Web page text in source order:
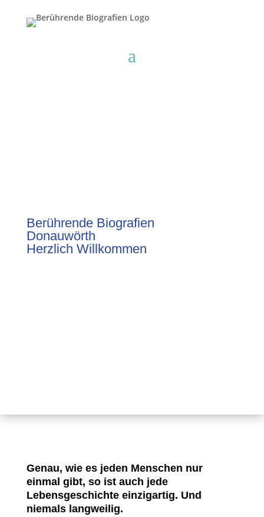
Berührende Biografien
Donauwörth
Herzlich Willkommen
Genau, wie es jeden Menschen nur
einmal gibt, so ist auch jede
Lebensgeschichte einzigartig. Und
niemals langweilig.